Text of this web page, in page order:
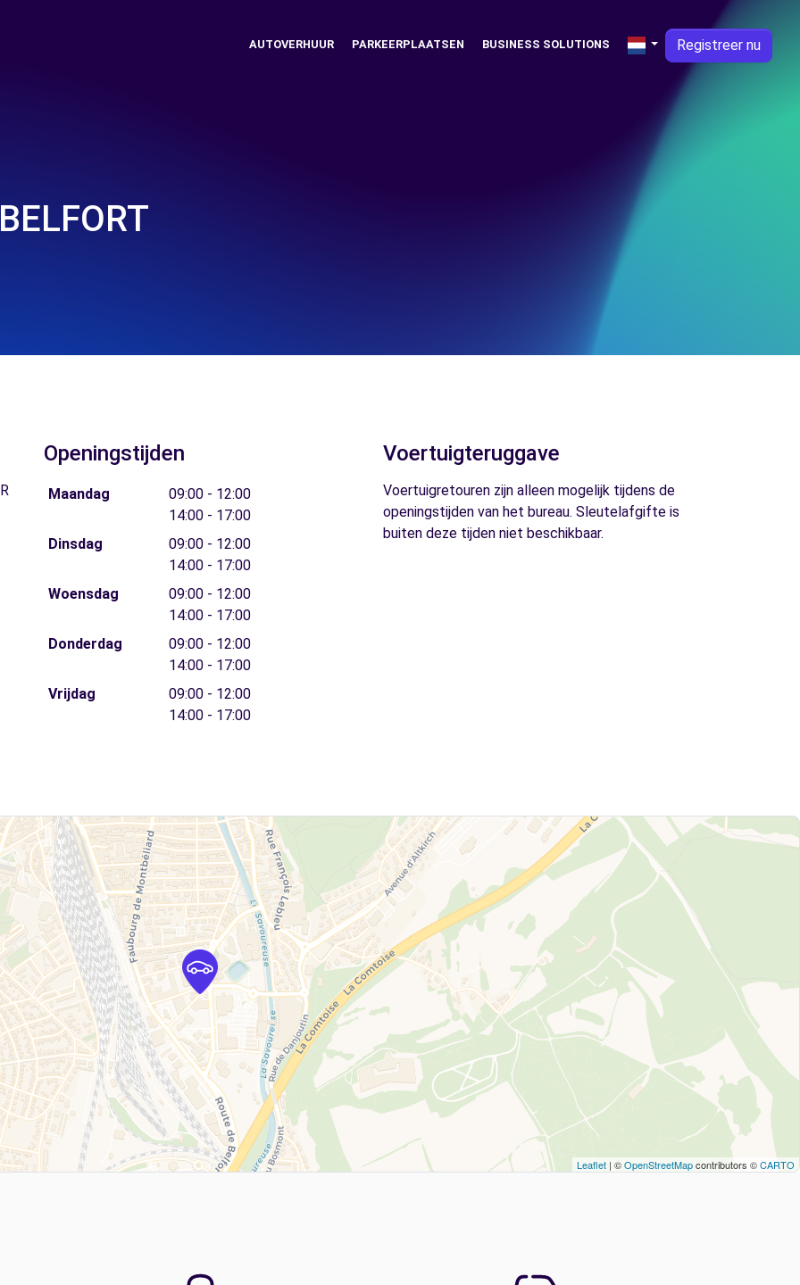
AUTOVERHUUR PARKEERPLAATSEN BUSINESS SOLUTIONS Registreer nu
Openingstijden
Maandag
09:00 - 12:00
14:00 - 17:00
Dinsdag
09:00 - 12:00
14:00 - 17:00
Woensdag
09:00 - 12:00
14:00 - 17:00
Donderdag
09:00 - 12:00
14:00 - 17:00
Vrijdag
09:00 - 12:00
14:00 - 17:00
Voertuigteruggave
Voertuigretouren zijn alleen mogelijk tijdens de
openingstijden van het bureau. Sleutelafgifte is
buiten deze tijden niet beschikbaar.
Leaflet | ©OpenStreetMapcontributors ©CARTO